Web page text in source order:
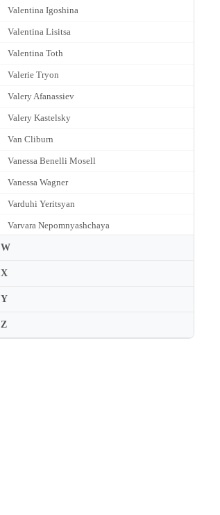
Valentina Igoshina
Valentina Lisitsa
Valentina Toth
Valerie Tryon
Valery Afanassiev
Valery Kastelsky
Van Cliburn
Vanessa Benelli Mosell
Vanessa Wagner
Varduhi Yeritsyan
Varvara Nepomnyashchaya
Varvara Tarasova
W
X
Y
Z